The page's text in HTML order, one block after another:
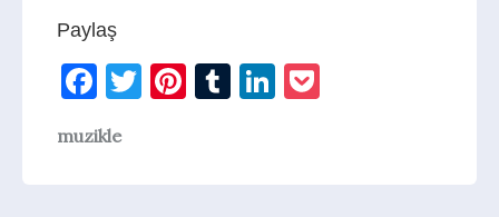
Paylaş
Facebook
Twitter
Pinterest
TumblrLinkedIn
muzikle